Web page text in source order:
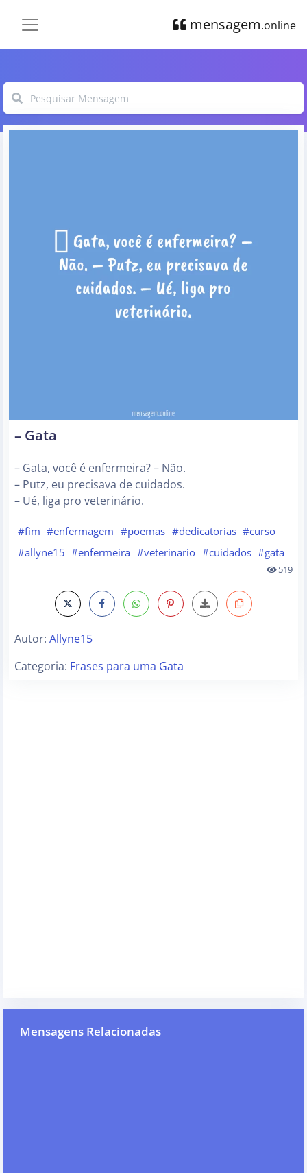
mensagem.online
– Gata
– Gata, você é enfermeira? – Não.
– Putz, eu precisava de cuidados.
– Ué, liga pro veterinário.
#fim #enfermagem #poemas #dedicatorias #curso
#allyne15 #enfermeira #veterinario #cuidados #gata
519
Autor: Allyne15
Categoria: Frases para uma Gata
Mensagens Relacionadas